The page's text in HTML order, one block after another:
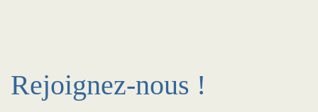
Rejoignez-nous !